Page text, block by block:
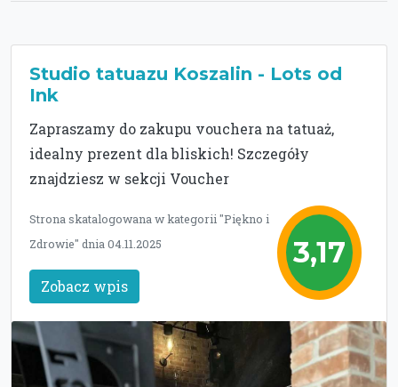
Studio tatuazu Koszalin - Lots od
Ink
Zapraszamy do zakupu vouchera na tatuaż,
idealny prezent dla bliskich! Szczegóły
znajdziesz w sekcji Voucher
3,17
Strona skatalogowana w kategorii "Piękno i
Zdrowie" dnia 04.11.2025
Zobacz wpis